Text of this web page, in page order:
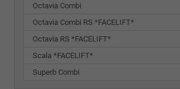
Octavia Combi
Octavia Combi RS *FACELIFT*
Octavia RS *FACELIFT*
Scala *FACELIFT*
Superb Combi